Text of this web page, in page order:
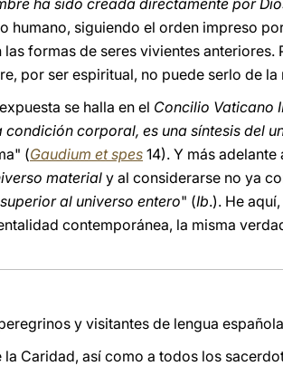
ha sido creada directamente por
humano, siguiendo el orden impreso
formas de seres vivientes anteriores.
por ser espiritual, no puede serlo de la
se halla en el Concilio Vaticano
condición corporal, es una síntesis del
(Gaudium et spes 14). Y más
materialy al considerarse no ya
al universo entero" (Ib.). He
contemporánea, la misma
y visitantes de lengua
Caridad, así como a todos los